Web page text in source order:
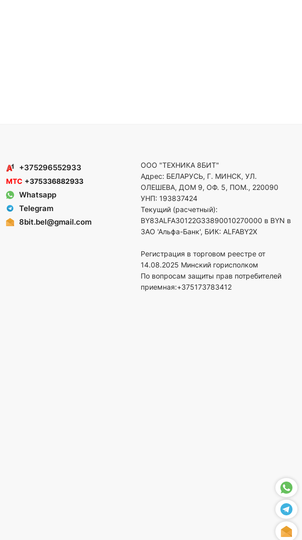
+375296552933
МТС +375336882933
Whatsapp
Telegram
8bit.bel@gmail.com
ООО "ТЕХНИКА 8БИТ"
Адрес: БЕЛАРУСЬ, Г. МИНСК, УЛ.
ОЛЕШЕВА, ДОМ 9, ОФ. 5, ПОМ., 220090
УНП: 193837424
Текущий (расчетный):
BY83ALFA30122G33890010270000 в BYN в
ЗАО 'Альфа-Банк', БИК: ALFABY2X
Регистрация в торговом реестре от
14.08.2025 Минский горисполком
По вопросам защиты прав потребителей
приемная:+375173783412